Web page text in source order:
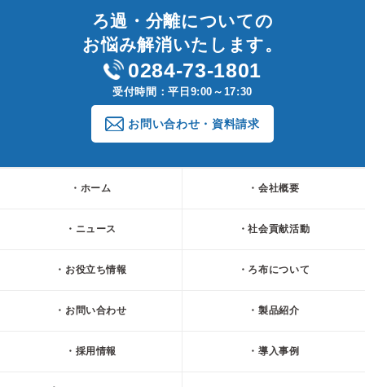
ろ過・分離についての
お悩み解消いたします。
0284-73-1801
受付時間：平日9:00～17:30
お問い合わせ・資料請求
ホーム 会社概要
ニュース 社会貢献活動
お役立ち情報 ろ布について
お問い合わせ 製品紹介
採用情報 導入事例